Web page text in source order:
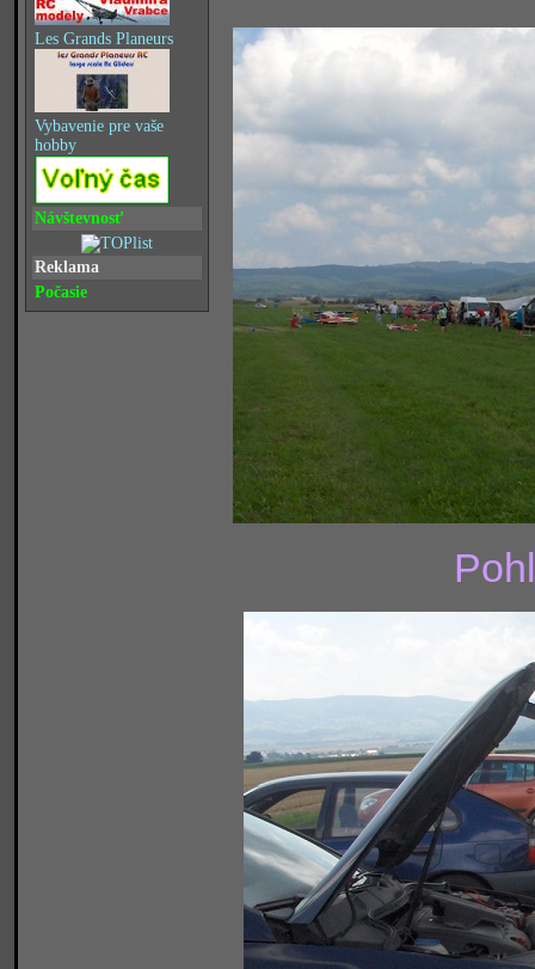
Les Grands Planeurs
Vybavenie pre vaše
hobby
Návštevnosť
Reklama
Počasie